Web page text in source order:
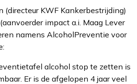
(directeur KWF Kankerbestrijding)
impact a.i. Maag Lever
namens AlcoholPreventie voor
alcohol stop te zetten is
Er is de afgelopen 4 jaar veel